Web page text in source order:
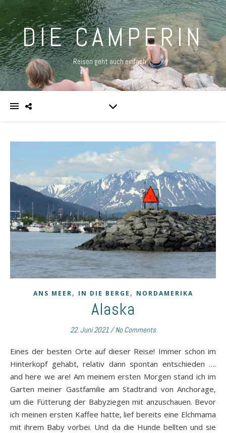
DIE CAMPERIN
Reisen geht auch einfach …
ANS MEER, IN DIE BERGE , NORDAMERIKA
Alaska
22. Juni 2021/ No Comments
Eines der besten Orte auf dieser Reise! Immer schon im
Hinterkopf gehabt, relativ dann spontan entschieden ….
and here we are! Am meinem ersten Morgen stand ich im
Garten meiner Gastfamilie am Stadtrand von Anchorage,
um die Fütterung der Babyziegen mit anzuschauen. Bevor
ich meinen ersten Kaffee hatte, lief bereits eine Elchmama
mit ihrem Baby vorbei. Und da die Hunde bellten und sie